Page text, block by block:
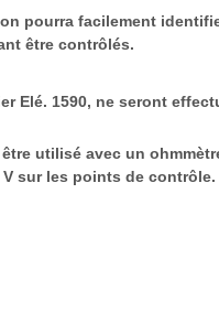
pourra facilement
être contrôlés.
Elé. 1590, ne seront
utilisé avec un
sur les points de contrôle.